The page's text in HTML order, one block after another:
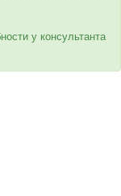
у консультанта